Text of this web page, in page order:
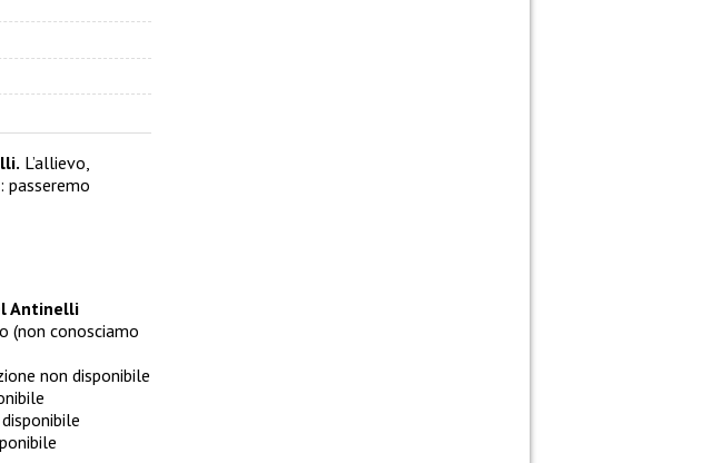
L’allievo,
passeremo
Antinelli
(non conosciamo
non disponibile